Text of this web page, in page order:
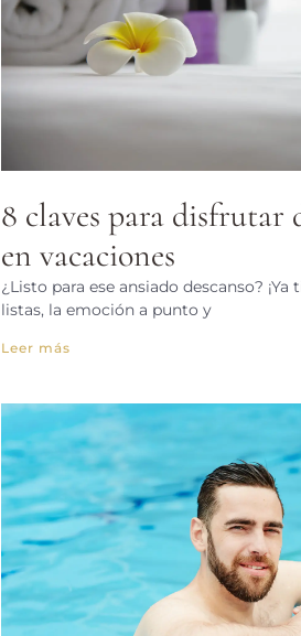
8 claves para disfrutar
en vacaciones
¿Listo para ese ansiado descanso?
listas, la emoción a punto y
Leer más